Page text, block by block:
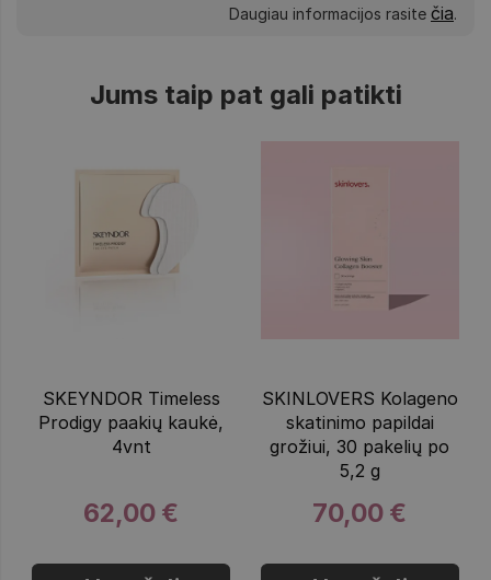
Daugiau informacijos rasite čia.
Jums taip pat gali patikti
SKEYNDOR Timeless
Prodigy paakių kaukė,
4vnt
62,00 €
SKINLOVERS Kolageno
skatinimo papildai
grožiui, 30 pakelių po
5,2 g
70,00 €